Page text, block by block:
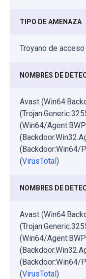
TIPO DE AMENAZA
Troyano de
NOMBRES DE
Avast
(Win64/
(Backdoor:Win64/
(VirusTotal)
NOMBRES DE
Avast
(Win64/
(Backdoor:Win64/
(VirusTotal)